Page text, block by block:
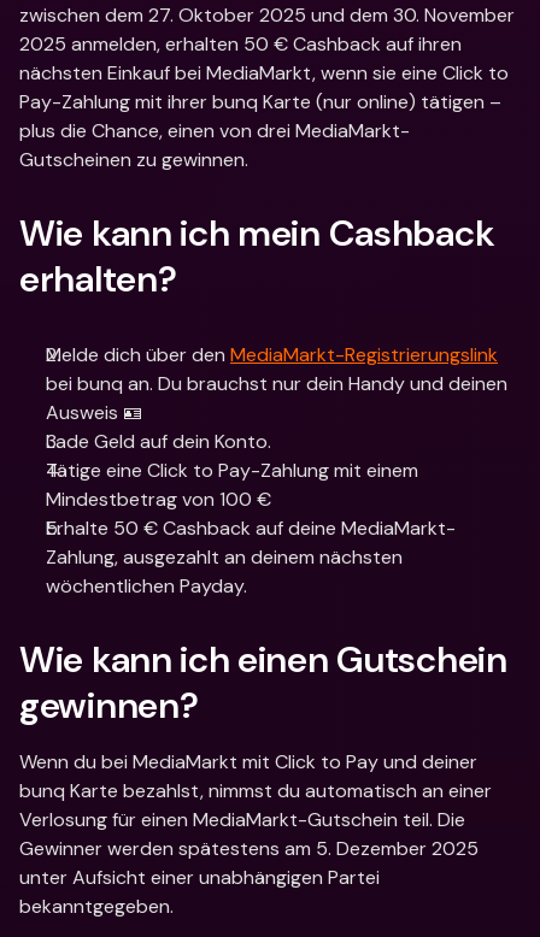
zwischen dem 27. Oktober 2025 und dem 30. November
2025 anmelden, erhalten 50 € Cashback auf ihren
nächsten Einkauf bei MediaMarkt, wenn sie eine Click to
Pay-Zahlung mit ihrer bunq Karte (nur online) tätigen –
plus die Chance, einen von drei MediaMarkt-
Gutscheinen zu gewinnen.
Wie kann ich mein Cashback
erhalten?
Melde dich über den MediaMarkt-Registrierungslink
bei bunq an. Du brauchst nur dein Handy und deinen
Ausweis 🪪
Lade Geld auf dein Konto.
Tätige eine Click to Pay-Zahlung mit einem
Mindestbetrag von 100 €
Erhalte 50 € Cashback auf deine MediaMarkt-
Zahlung, ausgezahlt an deinem nächsten
wöchentlichen Payday.
Wie kann ich einen Gutschein
gewinnen?
Wenn du bei MediaMarkt mit Click to Pay und deiner
bunq Karte bezahlst, nimmst du automatisch an einer
Verlosung für einen MediaMarkt-Gutschein teil. Die
Gewinner werden spätestens am 5. Dezember 2025
unter Aufsicht einer unabhängigen Partei
bekanntgegeben.